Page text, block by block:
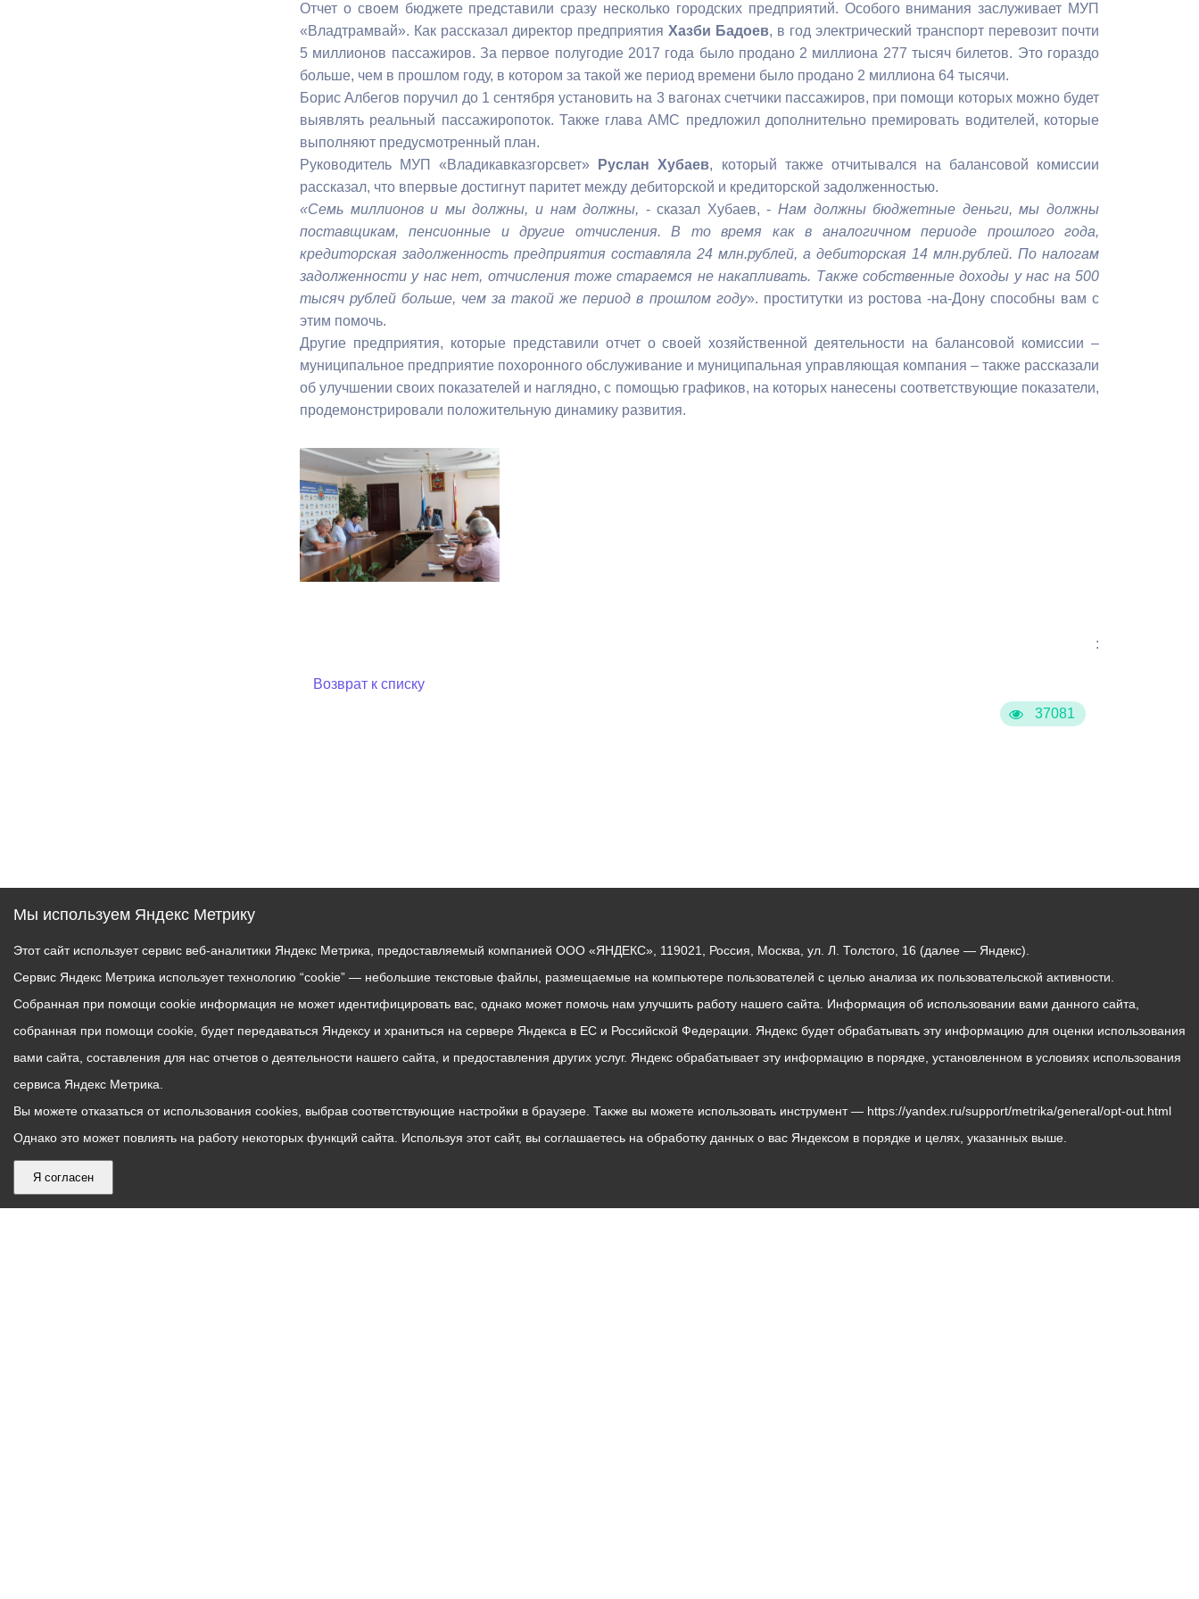
Бесплатная юридическая помощь
Муниципальный контроль Выборы 2026
37081
Отчет о своем бюджете представили сразу несколько городских предприятий. Особого внимания заслуживает МУП
«Владтрамвай». Как рассказал директор предприятия Хазби Бадоев, в год электрический транспорт перевозит почти
5 миллионов пассажиров. За первое полугодие 2017 года было продано 2 миллиона 277 тысяч билетов. Это гораздо
больше, чем в прошлом году, в котором за такой же период времени было продано 2 миллиона 64 тысячи.
Борис Албегов поручил до 1 сентября установить на 3 вагонах счетчики пассажиров, при помощи которых можно будет
выявлять реальный пассажиропоток. Также глава АМС предложил дополнительно премировать водителей, которые
выполняют предусмотренный план.
Руководитель МУП «Владикавказгорсвет»
Руслан Хубаев, который также отчитывался на балансовой комиссии
рассказал, что впервые достигнут паритет между дебиторской и кредиторской задолженностью.
«Семь миллионов и мы должны, и нам должны, - сказал Хубаев, -Нам должны бюджетные деньги, мы должны
поставщикам, пенсионные и другие отчисления. В то время как в аналогичном периоде прошлого года,
кредиторская задолженность предприятия составляла 24 млн.рублей, а дебиторская 14 млн.рублей. По налогам
задолженности у нас нет, отчисления тоже стараемся не накапливать. Также собственные доходы у нас на 500
тысяч рублей больше, чем за такой же период в прошлом году». проститутки из ростова -на-Дону способны вам с
этим помочь.
Другие предприятия, которые представили отчет о своей хозяйственной деятельности на балансовой комиссии –
муниципальное предприятие похоронного обслуживание и муниципальная управляющая компания – также рассказали
об улучшении своих показателей и наглядно, с помощью графиков, на которых нанесены соответствующие показатели,
продемонстрировали положительную динамику развития.
:
Возврат к списку
Мы используем Яндекс Метрику
Этот сайт использует сервис веб-аналитики Яндекс Метрика, предоставляемый компанией ООО «ЯНДЕКС», 119021, Россия, Москва, ул. Л. Толстого, 16 (далее — Яндекс).
Сервис Яндекс Метрика использует технологию “cookie” — небольшие текстовые файлы, размещаемые на компьютере пользователей с целью анализа их пользовательской активности.
Собранная при помощи cookie информация не может идентифицировать вас, однако может помочь нам улучшить работу нашего сайта. Информация об использовании вами данного сайта,
собранная при помощи cookie, будет передаваться Яндексу и храниться на сервере Яндекса в ЕС и Российской Федерации. Яндекс будет обрабатывать эту информацию для оценки использования
вами сайта, составления для нас отчетов о деятельности нашего сайта, и предоставления других услуг. Яндекс обрабатывает эту информацию в порядке, установленном в условиях использования
сервиса Яндекс Метрика.
Вы можете отказаться от использования cookies, выбрав соответствующие настройки в браузере. Также вы можете использовать инструмент — https://yandex.ru/support/metrika/general/opt-out.html
Однако это может повлиять на работу некоторых функций сайта. Используя этот сайт, вы соглашаетесь на обработку данных о вас Яндексом в порядке и целях, указанных выше.
Я согласен